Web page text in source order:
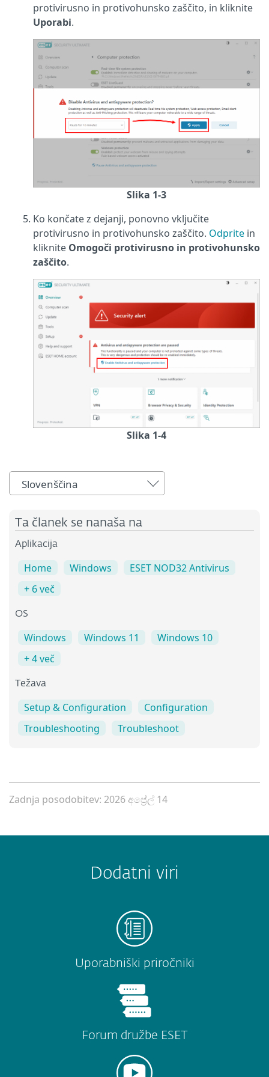
protivirusno in protivohunsko zaščito, in kliknite
Uporabi.
Slika 1-3
Ko končate z dejanji, ponovno vključite
protivirusno in protivohunsko zaščito. Odprite in
kliknite Omogoči protivirusno in protivohunsko
zaščito.
Slika 1-4
Slovenščina
Ta članek se nanaša na
Aplikacija
Home Windows
ESET NOD32 Antivirus
+ 6 več
OS
Windows Windows 11
Windows 10
+ 4 več
Težava
Setup & Configuration
Configuration
Troubleshooting
Troubleshoot
Zadnja posodobitev: 2026 අප්‍රේල් 14
Dodatni viri
Uporabniški priročniki
Forum družbe ESET